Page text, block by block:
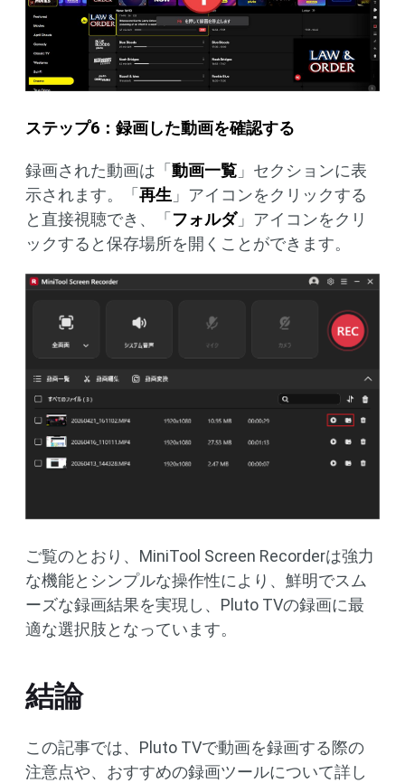
ステップ6：録画した動画を確認する
録画された動画は「動画一覧 」セクションに表
示されます。「再生 」アイコンをクリックする
と直接視聴でき、「フォルダ」アイコンをクリ
ックすると保存場所を開くことができます。
ご覧のとおり、MiniTool Screen Recorderは強力
な機能とシンプルな操作性により、鮮明でスム
ーズな録画結果を実現し、Pluto TVの録画に最
適な選択肢となっています。
結論
この記事では、Pluto TVで動画を録画する際の
注意点や、おすすめの録画ツールについて詳し